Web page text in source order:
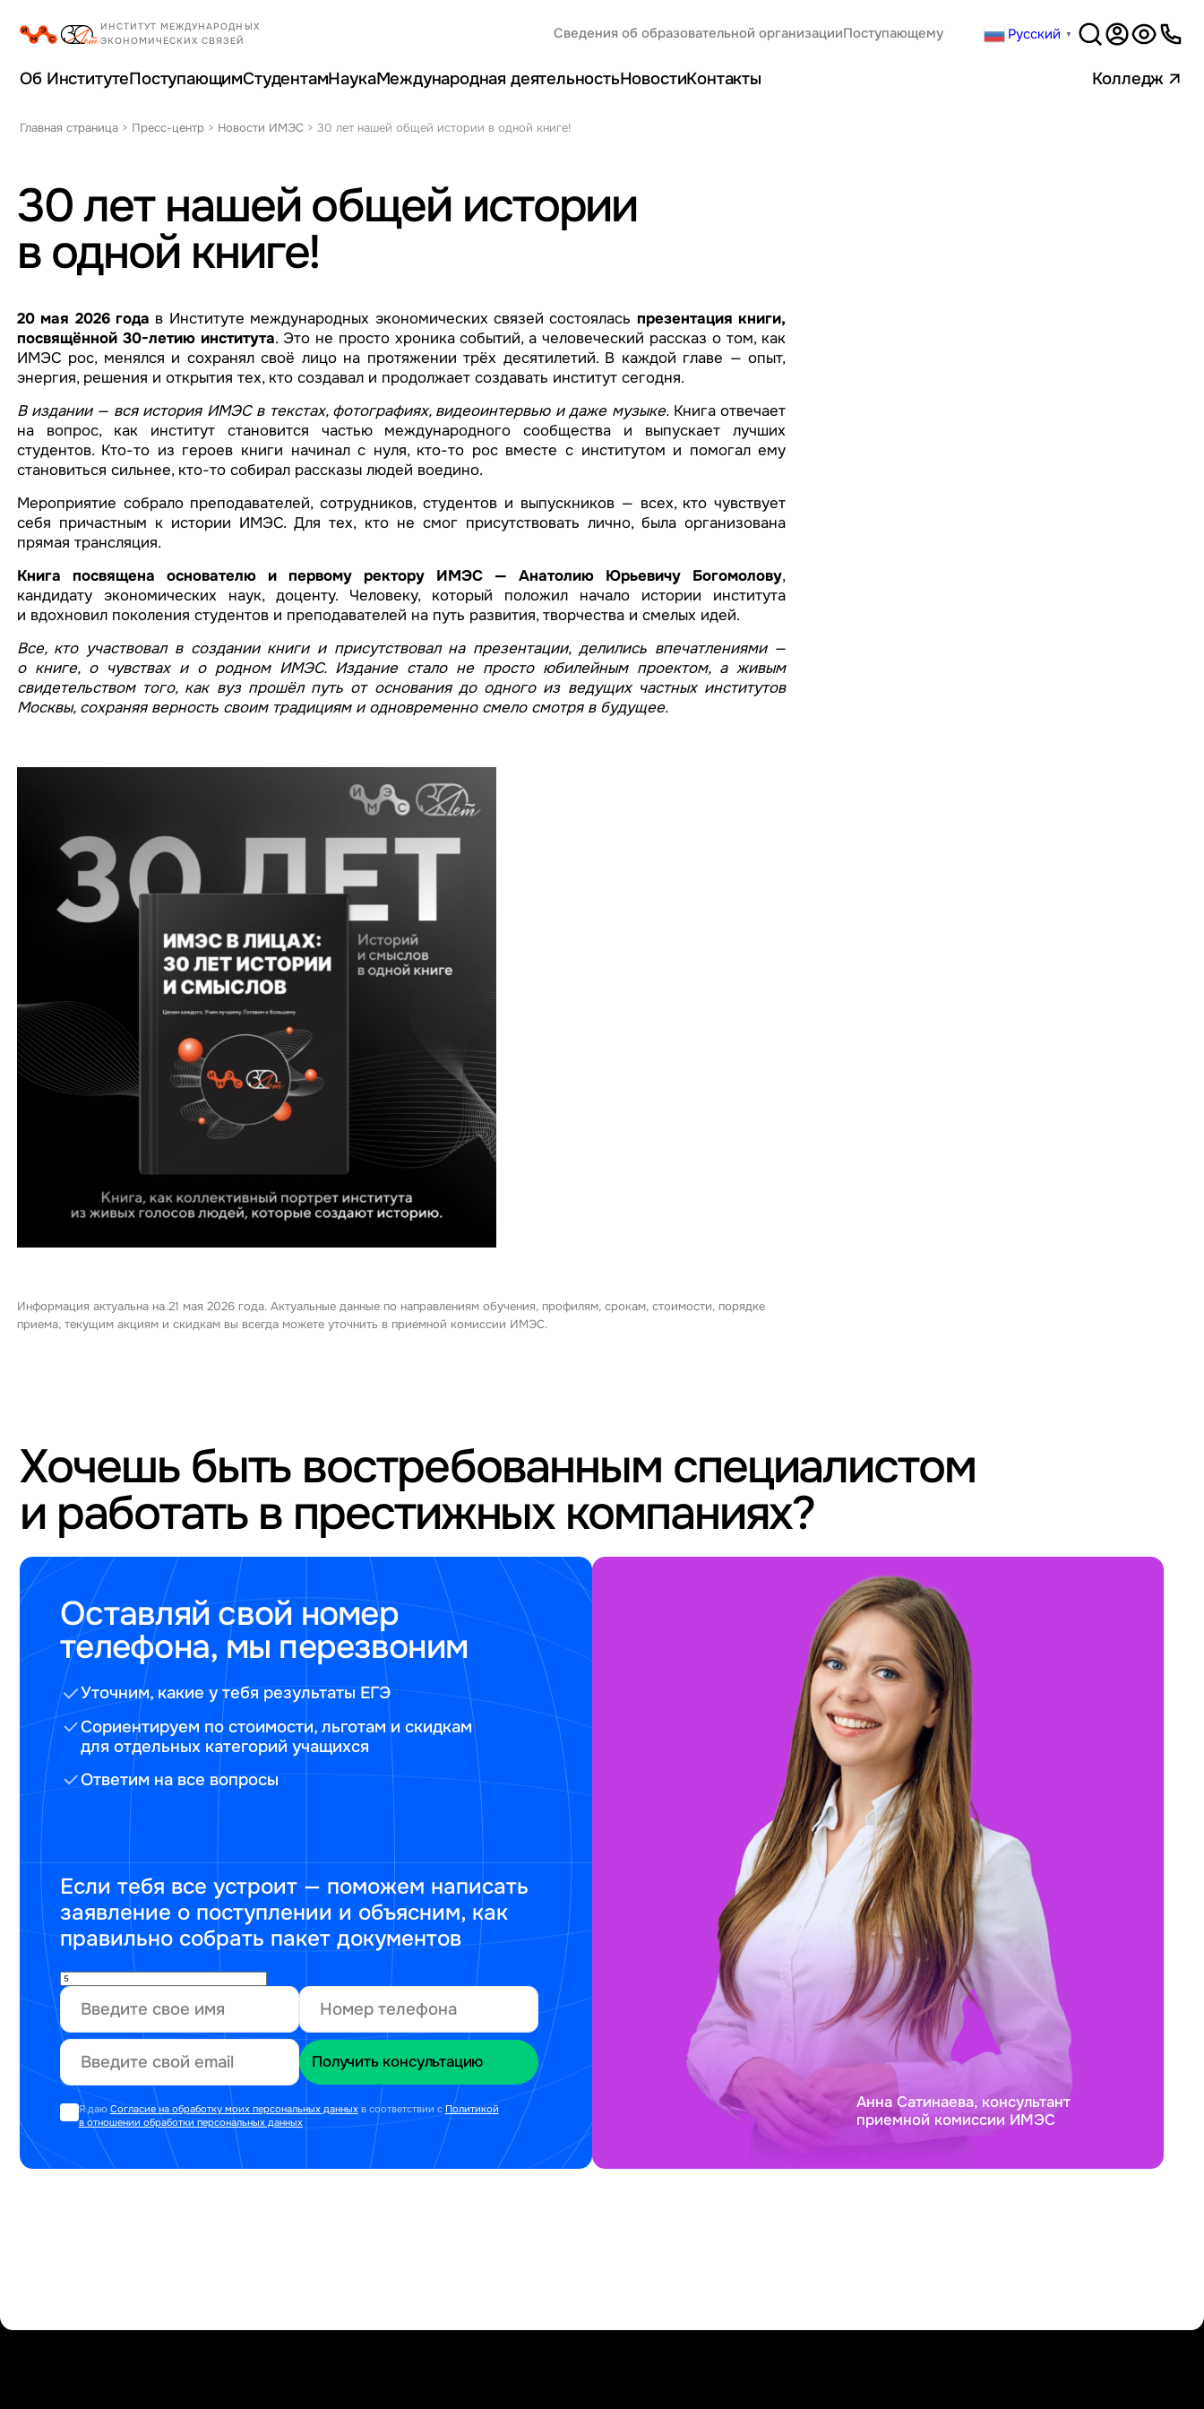
Сведения об образовательной организацииПоступающему Русский ▼
Версия
для
Об ИнститутеПоступающимСтудентамНаукаМеждународная деятельностьНовостиКонтакты Колледж
Главная страница > Пресс-центр > Новости ИМЭС >30 лет нашей общей истории в одной книге!
30 лет нашей общей истории
в одной книге!
20 мая 2026 года в Институте международных экономических связей состоялась презентация книги,
посвящённой 30-летию института. Это не просто хроника событий, а человеческий рассказ о том, как
ИМЭС рос, менялся и сохранял своё лицо на протяжении трёх десятилетий. В каждой главе — опыт,
энергия, решения и открытия тех, кто создавал и продолжает создавать институт сегодня.
В издании — вся история ИМЭС в текстах, фотографиях, видеоинтервью и даже музыке.Книга отвечает
на вопрос, как институт становится частью международного сообщества и выпускает лучших
студентов. Кто-то из героев книги начинал с нуля, кто-то рос вместе с институтом и помогал ему
становиться сильнее, кто-то собирал рассказы людей воедино.
Мероприятие собрало преподавателей, сотрудников, студентов и выпускников — всех, кто чувствует
себя причастным к истории ИМЭС. Для тех, кто не смог присутствовать лично, была организована
прямая трансляция.
Книга посвящена основателю и первому ректору ИМЭС — Анатолию Юрьевичу Богомолову,
кандидату экономических наук, доценту. Человеку, который положил начало истории института
и вдохновил поколения студентов и преподавателей на путь развития, творчества и смелых идей.
Все, кто участвовал в создании книги и присутствовал на презентации, делились впечатлениями —
о книге, о чувствах и о родном ИМЭС. Издание стало не просто юбилейным проектом, а живым
свидетельством того, как вуз прошёл путь от основания до одного из ведущих частных институтов
Москвы, сохраняя верность своим традициям и одновременно смело смотря в будущее.
Информация актуальна на 21 мая 2026 года. Актуальные данные по направлениям обучения, профилям, срокам, стоимости, порядке
приема, текущим акциям и скидкам вы всегда можете уточнить в приемной комиссии ИМЭС.
Хочешь быть востребованным специалистом
и работать в престижных компаниях?
Оставляй свой номер
телефона, мы перезвоним
Уточним, какие у тебя результаты ЕГЭ
Сориентируем по стоимости, льготам и скидкам
для отдельных категорий учащихся
Ответим на все вопросы
Если тебя все устроит — поможем написать
заявление о поступлении и объясним, как
правильно собрать пакет документов
Я даю Согласие на обработку моих персональных данныхв соответствии с Политикой
в отношении обработки персональных данных
Анна Сатинаева, консультант
приемной комиссии ИМЭС